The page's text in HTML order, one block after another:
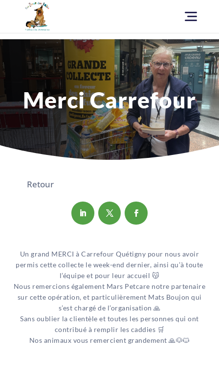
Merci Carrefour
Retour
Un grand MERCI à Carrefour Quétigny pour nous avoir
permis cette collecte le week-end dernier, ainsi qu’à toute
l’équipe et pour leur accueil 😽
Nous remercions également Mars Petcare notre partenaire
sur cette opération, et particulièrement Mats Boujon qui
s’est chargé de l’organisation 🙏
Sans oublier la clientèle et toutes les personnes qui ont
contribué à remplir les caddies 🛒
Nos animaux vous remercient grandement 🙏🐶🐱